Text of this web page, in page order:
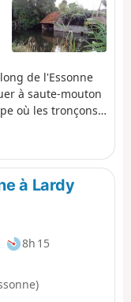
de l'Essonne
à saute-mouton
où les tronçons
religieux, civil
à Lardy
8h 15